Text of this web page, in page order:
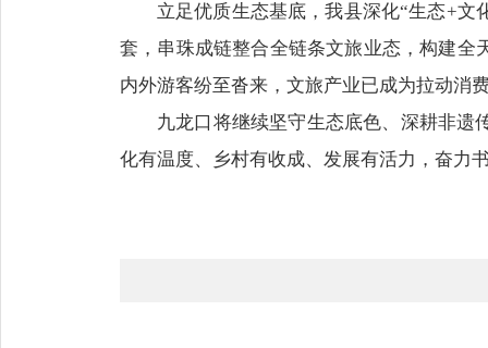
立足优质生态基底，我县深化“生态+
套，串珠成链整合全链条文旅业态，构建全
内外游客纷至沓来，文旅产业已成为拉动消
九龙口将继续坚守生态底色、深耕非遗
化有温度、乡村有收成、发展有活力，奋力